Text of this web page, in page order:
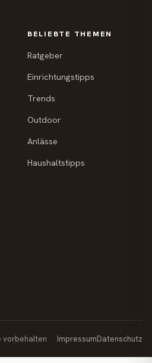
BELIEBTE THEMEN
Ratgeber
Einrichtungstipps
Trends
Outdoor
Anlässe
Haushaltstipps
vorbehalten ImpressumDatenschutz